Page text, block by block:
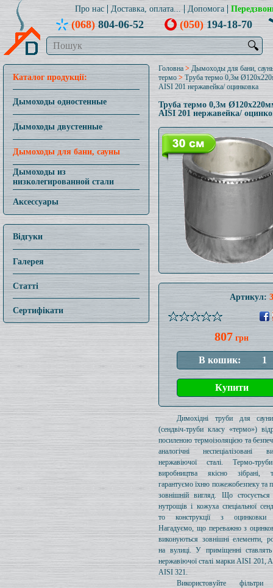
Про нас Доставка, оплата... Допомога
(068)804-06-52 (050)194-18-70
🔍
Каталог продукції:
Дымоходы одностенные
Дымоходы двустенные
Дымоходы для бани, сауны
Дымоходы из
низколегированной стали
Аксессуары
Відгуки
Галерея
Статті
Сертифікати
Головна > Дымоходы для бани,
термо>Труба термо 0,3м
AISI 201 нержавейка/ оцинковка
Труба термо 0,3м
AISI 201 нержавейка/
Артикул:
807 грн
Димохідні труби для
(сендвіч-труби класу «термо»)
посиленою термоізоляцією та
аналогічні неспеціалізовані
нержавіючої сталі. Термо-
виробництва якісно
гарантуємо їхню пожежобезпеку та
зовнішній вигляд. Що стосується
нутрощів і кожуха спеціальної
то конструкції з оцинковки
Нагадуємо, що переважно з
виконуються зовнішні елементи,
на вулиці. У приміщенні
нержавіючої сталі марки AISI 201,
AISI 321.
Використовуйте фільтри